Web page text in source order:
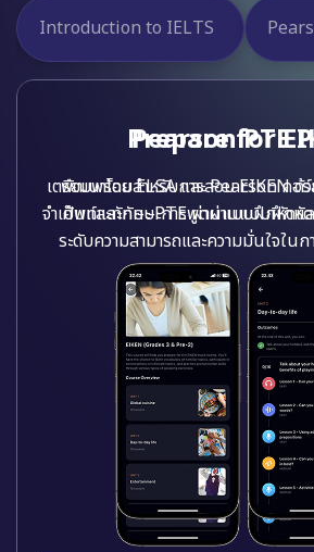
Prepare for EIKEN
Prepare for
เตรียมพร้อมสำหรับการสอบ EIKEN
ศัพท์และทักษะการพูดผ่านแบบฝึกหั